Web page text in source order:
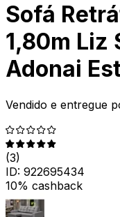
Sofá
1,80m Liz
Adonai
Vendido e entregue
(3)
ID: 922695434
10% cashback